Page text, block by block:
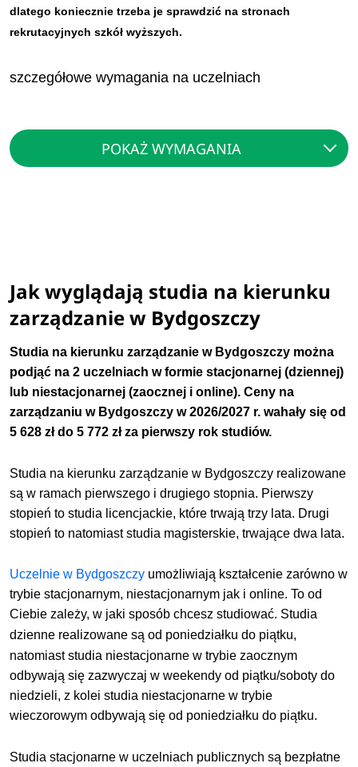
dlatego koniecznie trzeba je sprawdzić na stronach
rekrutacyjnych szkół wyższych.
szczegółowe wymagania na uczelniach
POKAŻ WYMAGANIA
Jak wyglądają studia na kierunku
zarządzanie w Bydgoszczy
Studia na kierunku zarządzanie w Bydgoszczy można
podjąć na 2 uczelniach w formie stacjonarnej (dziennej)
lub niestacjonarnej (zaocznej i online). Ceny na
zarządzaniu w Bydgoszczy w 2026/2027 r. wahały się od
5 628 zł do 5 772 zł za pierwszy rok studiów.
Studia na kierunku zarządzanie w Bydgoszczy realizowane
są w ramach pierwszego i drugiego stopnia. Pierwszy
stopień to studia licencjackie, które trwają trzy lata. Drugi
stopień to natomiast studia magisterskie, trwające dwa lata.
Uczelnie w Bydgoszczy umożliwiają kształcenie zarówno w
trybie stacjonarnym, niestacjonarnym jak i online. To od
Ciebie zależy, w jaki sposób chcesz studiować. Studia
dzienne realizowane są od poniedziałku do piątku,
natomiast studia niestacjonarne w trybie zaocznym
odbywają się zazwyczaj w weekendy od piątku/soboty do
niedzieli, z kolei studia niestacjonarne w trybie
wieczorowym odbywają się od poniedziałku do piątku.
Studia stacjonarne w uczelniach publicznych są bezpłatne